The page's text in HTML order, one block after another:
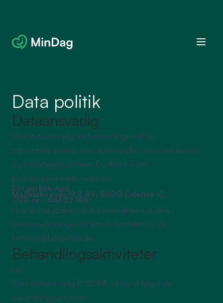
Data politik
Dataansvarlig
Vi er dataansvarlig for behandlingen af de
personoplysninger, som vi behandler om vores kunder
og samarbejdspartnere. Du finder vores
kontaktoplysninger nedenfor.
Borgerblik ApS
Mølleløkkevej 19 3 49, 5000 Odense C
CVR-nr.: 44632748
Hvis du har spørgsmål til behandlingen af dine
personoplysninger, så kan du kontakte os via
kenneth@borgerblik.dk.
Behandlingsaktiviteter
hej
Som dataansvarlig jf. GDPR, så har vi følgende
behandlingsaktiviteter.